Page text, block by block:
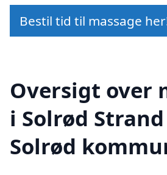
Bestil tid til massage
Oversigt over
i Solrød
Solrød